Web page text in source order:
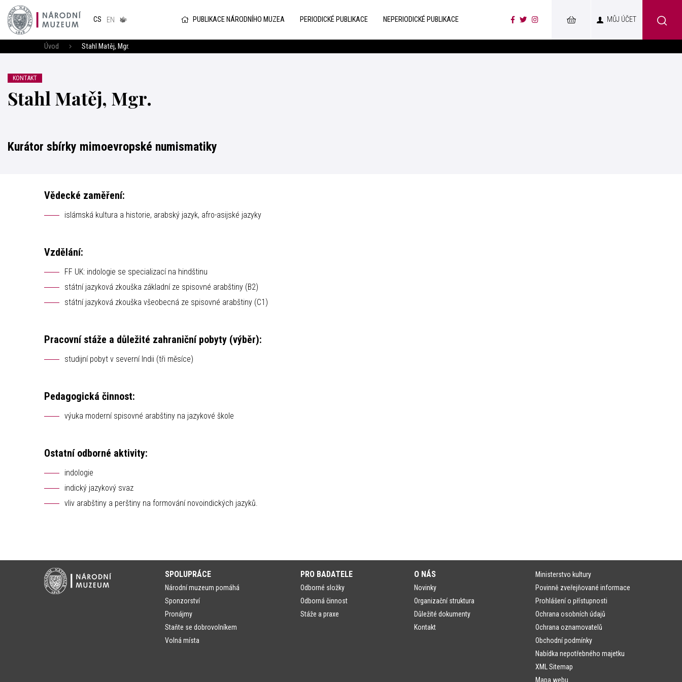
CS EN
v českém
PUBLIKACE NÁRODNÍHO MUZEA PERIODICKÉ PUBLIKACE NEPERIODICKÉ PUBLIKACE MŮJ ÚČET
Úvod Stahl Matěj, Mgr.
KONTAKT
Stahl Matěj, Mgr.
Kurátor sbírky mimoevropské numismatiky
Vědecké zaměření:
islámská kultura a historie, arabský jazyk, afro-asijské jazyky
Vzdělání:
FF UK: indologie se specializací na hindštinu
státní jazyková zkouška základní ze spisovné arabštiny (B2)
státní jazyková zkouška všeobecná ze spisovné arabštiny (C1)
Pracovní stáže a důležité zahraniční pobyty (výběr):
studijní pobyt v severní Indii (tři měsíce)
Pedagogická činnost:
výuka moderní spisovné arabštiny na jazykové škole
Ostatní odborné aktivity:
indologie
indický jazykový svaz
vliv arabštiny a perštiny na formování novoindických jazyků.
SPOLUPRÁCE
Národní muzeum pomáhá
Sponzorství
Pronájmy
Staňte se dobrovolníkem
Volná místa
PRO BADATELE
Odborné složky
Odborná činnost
Stáže a praxe
O NÁS
Novinky
Organizační struktura
Důležité dokumenty
Kontakt
Ministerstvo kultury
Povinně zveřejňované informace
Prohlášení o přístupnosti
Ochrana osobních údajů
Ochrana oznamovatelů
Obchodní podmínky
Nabídka nepotřebného majetku
XML Sitemap
Mapa webu